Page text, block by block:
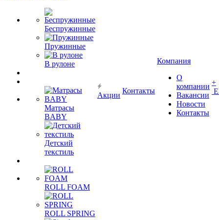
Беспружинные
Пружинные
В рулоне
Матрасы
BABY
Детский
текстиль
ROLL FOAM
ROLL SPRING
Акции
Контакты
Компания
О
компании
Вакансии
Новости
Контакты
+